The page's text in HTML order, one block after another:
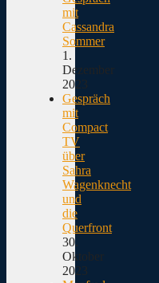
mit
Cassandra
Sommer
1.
Dezember
2023
Gespräch
mit
Compact
TV
über
Sahra
Wagenknecht
und
die
Querfront
30.
Oktober
2023